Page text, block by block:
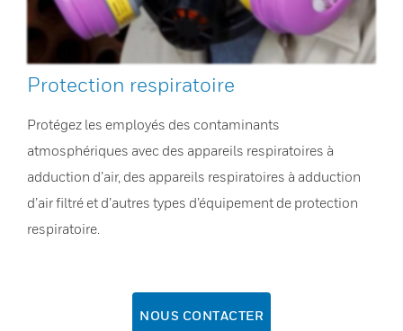
Protection respiratoire
Protégez les employés des contaminants
atmosphériques avec des appareils respiratoires à
adduction d’air, des appareils respiratoires à adduction
d’air filtré et d’autres types d’équipement de protection
respiratoire.
NOUS CONTACTER